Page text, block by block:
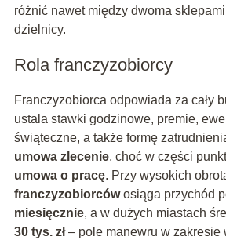
różnić nawet między dwoma
dzielnicy.
Rola franczyzobiorcy
Franczyzobiorca odpowiada za cały
ustala stawki godzinowe, premie,
świąteczne, a także formę
umowa zlecenie, choć w części
umowa o pracę. Przy wysokich
franczyzobiorcówosiąga przychód
miesięcznie, a w dużych miastach
30 tys. zł– pole manewru w zakresie